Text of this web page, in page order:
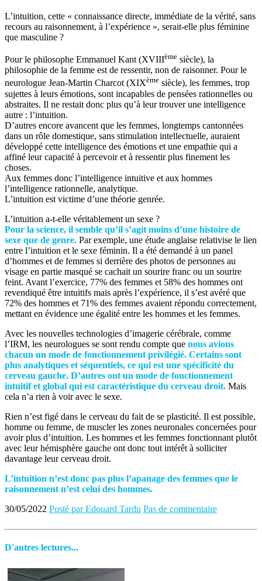
L’intuition, cette « connaissance directe, immédiate de la vérité, sans
recours au raisonnement, à l’expérience », serait-elle plus féminine
que masculine ?
Pour le philosophe Emmanuel Kant (XVIIIème siècle), la
philosophie de la femme est de ressentir, non de raisonner. Pour le
neurologue Jean-Martin Charcot (XIXème siècle), les femmes, trop
sujettes à leurs émotions, sont incapables de pensées rationnelles ou
abstraites. Il ne restait donc plus qu’à leur trouver une intelligence
autre : l’intuition.
D’autres encore avancent que les femmes, longtemps cantonnées
dans un rôle domestique, sans stimulation intellectuelle, auraient
développé cette intelligence des émotions et une empathie qui a
affiné leur capacité à percevoir et à ressentir plus finement les
choses.
Aux femmes donc l’intelligence intuitive et aux hommes
l’intelligence rationnelle, analytique.
L’intuition est victime d’une théorie genrée.
L’intuition a-t-elle véritablement un sexe ?
Pour la science, il semble qu’il s’agit moins d’une histoire de
sexe que de genre. Par exemple, une étude anglaise relativise le lien
entre l’intuition et le sexe féminin. Il a été demandé à un panel
d’hommes et de femmes si derrière des photos de personnes au
visage en partie masqué se cachait un sourire franc ou un sourire
feint. Avant l’exercice, 77% des femmes et 58% des hommes ont
revendiqué être intuitifs mais après l’expérience, il s’est avéré que
72% des hommes et 71% des femmes avaient répondu correctement,
mettant en évidence une égalité entre les hommes et les femmes.
Avec les nouvelles technologies d’imagerie cérébrale, comme
l’IRM, les neurologues se sont rendu compte que nous avions
chacun un mode de fonctionnement privilégié. Certains sont
plus analytiques et séquentiels, ce qui est une spécificité du
cerveau gauche. D’autres ont un mode de fonctionnement
intuitif et global qui est caractéristique du cerveau droit. Mais
cela n’a rien à voir avec le sexe.
Rien n’est figé dans le cerveau du fait de se plasticité. Il est possible,
homme ou femme, de muscler les zones neuronales concernées pour
avoir plus d’intuition. Les hommes et les femmes fonctionnant plutôt
avec leur hémisphère gauche ont donc tout intérêt à solliciter
davantage leur cerveau droit.
L’intuition n’est donc pas plus l’apanage des femmes que le
raisonnement n’est celui des hommes.
30/05/2022 Posté par Edouard Tardu Pas de commentaire
D'autres lectures...